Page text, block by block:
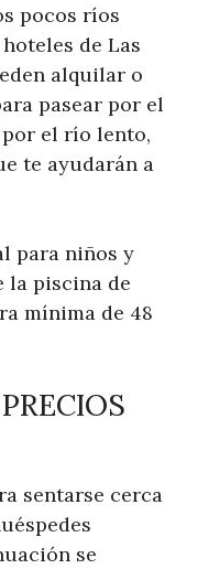
pocos ríos
de Las
alquilar o
pasear por el
el río lento,
te ayudarán a
para niños y
la piscina de
mínima de 48
sentarse cerca
se